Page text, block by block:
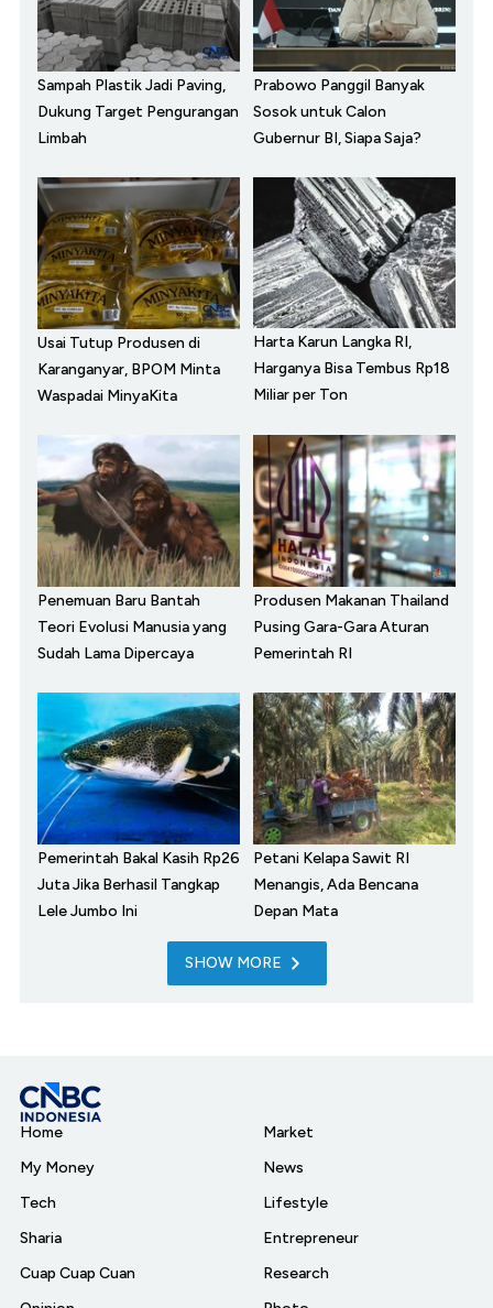
Sampah Plastik Jadi Paving,
Dukung Target Pengurangan
Limbah
Prabowo Panggil Banyak
Sosok untuk Calon
Gubernur BI, Siapa Saja?
Usai Tutup Produsen di
Karanganyar, BPOM Minta
Waspadai MinyaKita
Harta Karun Langka RI,
Harganya Bisa Tembus Rp18
Miliar per Ton
Penemuan Baru Bantah
Teori Evolusi Manusia yang
Sudah Lama Dipercaya
Produsen Makanan Thailand
Pusing Gara-Gara Aturan
Pemerintah RI
Pemerintah Bakal Kasih Rp26
Juta Jika Berhasil Tangkap
Lele Jumbo Ini
Petani Kelapa Sawit RI
Menangis, Ada Bencana
Depan Mata
SHOW MORE
Home
My Money
Tech
Sharia
Cuap Cuap Cuan
Market
News
Lifestyle
Entrepreneur
Research